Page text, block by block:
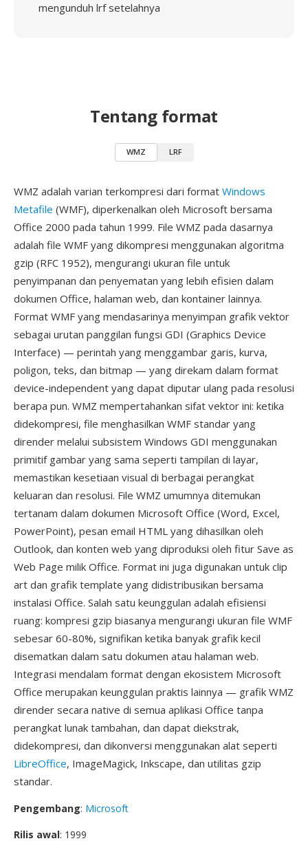
mengunduh lrf setelahnya
Tentang format
WMZ LRF
WMZ adalah varian terkompresi dari format Windows
Metafile (WMF), diperkenalkan oleh Microsoft bersama
Office 2000 pada tahun 1999. File WMZ pada dasarnya
adalah file WMF yang dikompresi menggunakan algoritma
gzip (RFC 1952), mengurangi ukuran file untuk
penyimpanan dan penyematan yang lebih efisien dalam
dokumen Office, halaman web, dan kontainer lainnya.
Format WMF yang mendasarinya menyimpan grafik vektor
sebagai urutan panggilan fungsi GDI (Graphics Device
Interface) — perintah yang menggambar garis, kurva,
poligon, teks, dan bitmap — yang direkam dalam format
device-independent yang dapat diputar ulang pada resolusi
berapa pun. WMZ mempertahankan sifat vektor ini: ketika
didekompresi, file menghasilkan WMF standar yang
dirender melalui subsistem Windows GDI menggunakan
primitif gambar yang sama seperti tampilan di layar,
memastikan kesetiaan visual di berbagai perangkat
keluaran dan resolusi. File WMZ umumnya ditemukan
tertanam dalam dokumen Microsoft Office (Word, Excel,
PowerPoint), pesan email HTML yang dihasilkan oleh
Outlook, dan konten web yang diproduksi oleh fitur Save as
Web Page milik Office. Format ini juga digunakan untuk clip
art dan grafik template yang didistribusikan bersama
instalasi Office. Salah satu keunggulan adalah efisiensi
ruang: kompresi gzip biasanya mengurangi ukuran file WMF
sebesar 60-80%, signifikan ketika banyak grafik kecil
disematkan dalam satu dokumen atau halaman web.
Integrasi mendalam format dengan ekosistem Microsoft
Office merupakan keunggulan praktis lainnya — grafik WMZ
dirender secara native di semua aplikasi Office tanpa
perangkat lunak tambahan, dan dapat diekstrak,
didekompresi, dan dikonversi menggunakan alat seperti
LibreOffice, ImageMagick, Inkscape, dan utilitas gzip
standar.
Pengembang: Microsoft
Rilis awal: 1999